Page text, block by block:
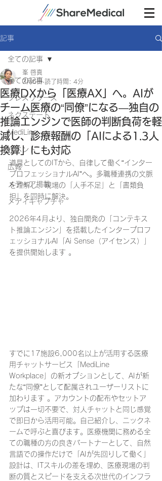
記事
全ての記事
プレスリリース
ネクステート
MediLine
イベント
広報
メディア掲載
メディキャプチャ
全ての記事
医療DXから「医療AX」へ。AIが
チーム医療の“同僚”になる―独自の
推論エンジンで医師の判断負荷を軽
減し、診療報酬の「AIによる1.3人
換算」にも対応
峯 啓真
3月6日 読了時間: 4分
道具としてのITから、自律して働く“インター
プロフェッショナルAI”へ。多職種連携の文脈
を理解し、現場の「人手不足」と「書類負
担」を同時に解決。
2026年4月より、独自開発の「コンテキス
ト推論エンジン」を搭載したインタープロフ
ェッショナルAI「Ai Sense（アイセンス）」
を提供開始します 。
すでに17施設6,000名以上が活用する医療
用チャットサービス「MediLine
Workplace」の新オプションとして、AIが新
たな“同僚”として配属されユーザーリストに
加わります 。アカウントの配布やセットア
ップは一切不要で、対人チャットと同じ感覚
で即日から活用可能。自己紹介し、ニックネ
ームで呼ぶと喜びます。医療機関に務める全
ての職種の方の良きパートナーとして、自然
言語での操作だけで「AIが先回りして働く」
設計は、ITスキルの差を埋め、医療現場の判
断の質とスピードを支える次世代のインフラ